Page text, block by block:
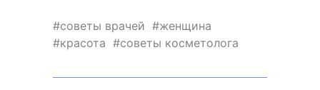
советы врачей
женщина
красота
советы косметолога